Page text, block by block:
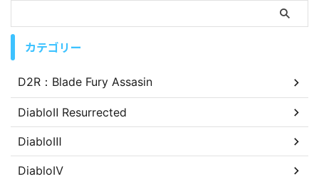
カテゴリー
D2R：Blade Fury Assasin
DiabloⅡ Resurrected
DiabloⅢ
DiabloⅣ